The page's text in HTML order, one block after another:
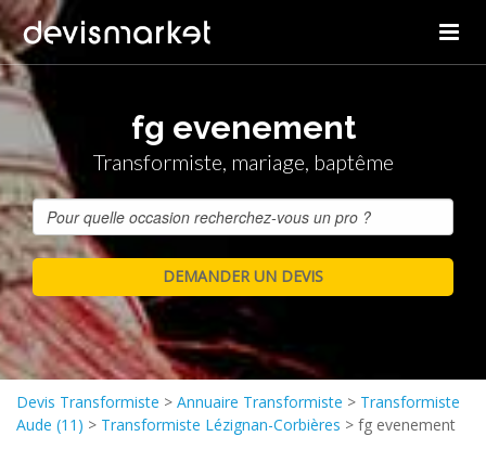
fg evenement
Transformiste, mariage, baptême
Devis Transformiste > Annuaire Transformiste > Transformiste
Aude (11) > Transformiste Lézignan-Corbières > fg evenement